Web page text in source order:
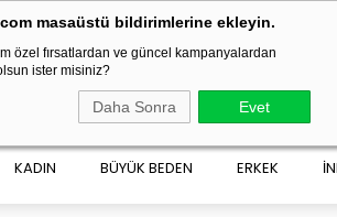
masaüstü bildirimlerine ekleyin.
özel fırsatlardan ve güncel kampanyalardan
ister misiniz?
Daha Sonra Evet
KADIN BÜYÜK BEDEN ERKEK